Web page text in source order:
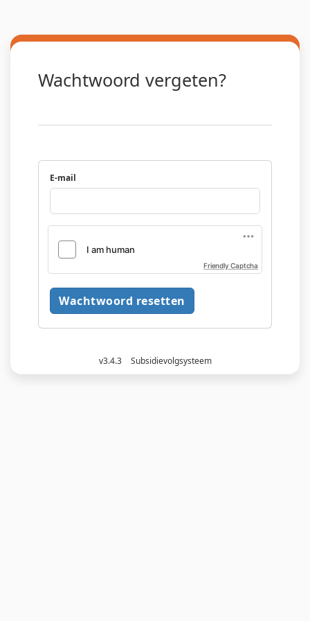
Wachtwoord vergeten?
E-mail
Friendly Captcha
v3.4.3 Subsidievolgsysteem